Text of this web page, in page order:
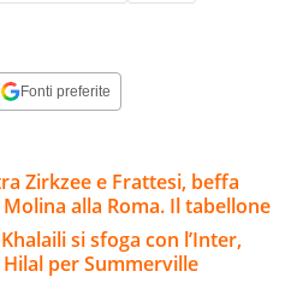
Fonti preferite
Zirkzee e Frattesi, beffa
alla Roma. Il tabellone
si sfoga con l’Inter,
Hilal per Summerville